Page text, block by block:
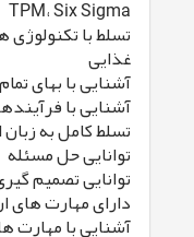
TPM، Six Sigma
تسلط با
غذایی
آشنایی با بهای
آشنایی با
تسلط کامل به
توانایی حل مسئله
توانایی تصمیم
دارای مهارت های
آشنایی با مهارت